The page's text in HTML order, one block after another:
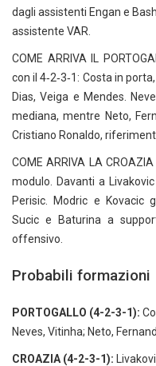
dagli assistenti Engan e
assistente VAR.
COME ARRIVA IL
con il 4‑2‑3‑1: Costa in
Dias, Veiga e Mendes.
mediana, mentre Neto,
Cristiano Ronaldo,
COME ARRIVA LA
modulo. Davanti a
Perisic. Modric e Kovacic
Sucic e Baturina a
offensivo.
Probabili formazioni
PORTOGALLO (4-2-3-1):
Neves, Vitinha; Neto,
CROAZIA (4-2-3-1):